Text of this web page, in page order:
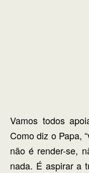
Vamos todos
Como diz o Papa,
não é render-se,
nada. É aspirar a